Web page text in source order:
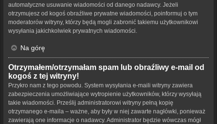
automatyczne usuwanie wiadomości od danego nadawcy. Jeżeli
otrzymujesz od kogoś obraźliwe prywatne wiadomości, poinformuj o tym
moderatorów witryny, którzy będą mogli zabronić takiemu użytkownikowi
wysyłania jakichkolwiek prywatnych wiadomości.
Na górę
Otrzymałem/otrzymałam spam lub obraźliwy e-mail od
kogoś z tej witryny!
Przykro nam z tego powodu. System wysyłania e-maili witryny zawiera
zabezpieczenia umożliwiające wytropienie użytkowników, którzy wysyłają
takie wiadomości. Prześlij administratorowi witryny pełną kopię
otrzymanego e-maila – ważne, aby były w niej zawarte nagłówki, ponieważ
zawierają one informacje o nadawcy. Administrator będzie wówczas mógł